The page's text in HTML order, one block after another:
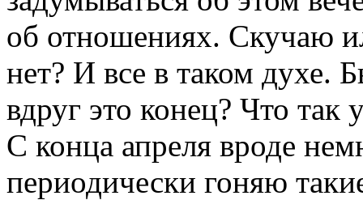
об отношениях. Скучаю
нет? И все в таком духе.
вдруг это конец? Что
С конца апреля вроде
периодически гоняю